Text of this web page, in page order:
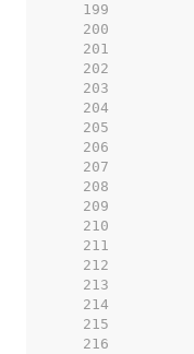
   199
   200
   201
   202
   203
   204
   205
   206
   207
   208
   209
   210
   211
   212
   213
   214
   215
   216